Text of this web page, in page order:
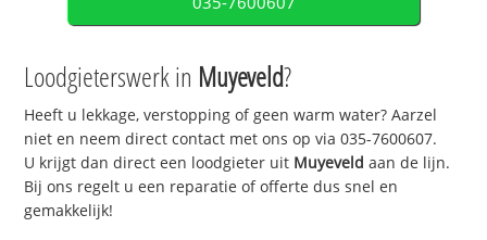
Loodgieterswerk in Muyeveld?
Heeft u lekkage, verstopping of geen warm water? Aarzel
niet en neem direct contact met ons op via 035-7600607.
U krijgt dan direct een loodgieter uit Muyeveld aan de lijn.
Bij ons regelt u een reparatie of offerte dus snel en
gemakkelijk!